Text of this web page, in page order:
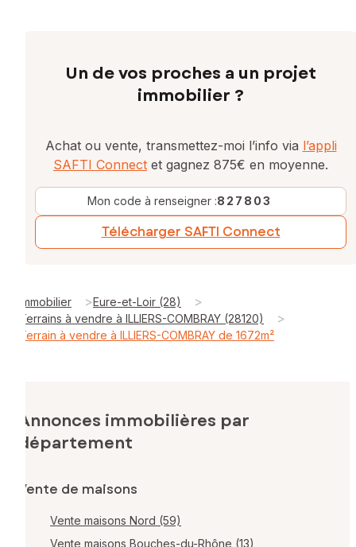
Un de vos proches a un projet
immobilier ?
Achat ou vente, transmettez-moi l’info via l’appli
SAFTI Connect et gagnez 875€ en moyenne.
Mon code à renseigner :827803
Télécharger SAFTI Connect
Immobilier >Eure-et-Loir (28) >
Terrains à vendre à ILLIERS-COMBRAY (28120) >
Terrain à vendre à ILLIERS-COMBRAY de 1672m²
Annonces immobilières par
département
Vente de maisons
Vente maisons Nord (59)
Vente maisons Bouches-du-Rhône (13)